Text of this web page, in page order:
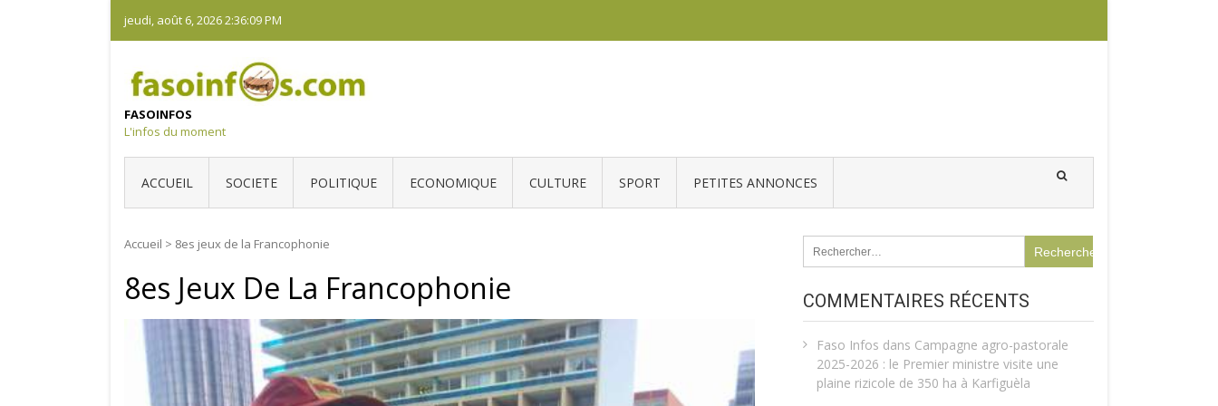
content
jeudi, août 6, 20262:36:10 PM
FASOINFOS
L'infos du moment
ACCUEIL SOCIETE POLITIQUE ECONOMIQUE CULTURE SPORT PETITES ANNONCES
Accueil > 8es jeux de la Francophonie
8es Jeux De La Francophonie COMMENTAIRES RÉCENTS
Faso Infos dans Campagne agro-pastorale
2025-2026 : le Premier ministre visite une
plaine rizicole de 350 ha à Karfiguèla